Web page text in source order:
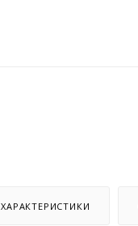
ХАРАКТЕРИСТИКИ